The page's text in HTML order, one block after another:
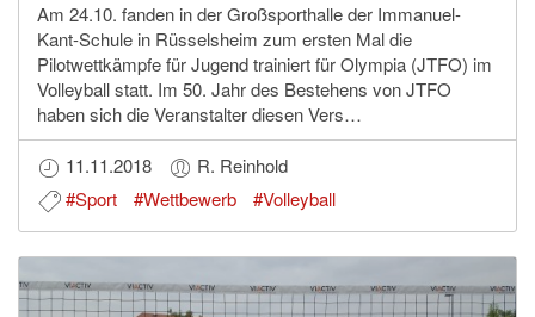
Am 24.10. fanden in der Großsporthalle der Immanuel-
Kant-Schule in Rüsselsheim zum ersten Mal die
Pilotwettkämpfe für Jugend trainiert für Olympia (JTFO) im
Volleyball statt. Im 50. Jahr des Bestehens von JTFO
haben sich die Veranstalter diesen Vers…
11.11.2018
R. Reinhold
#Sport
#Wettbewerb #Volleyball